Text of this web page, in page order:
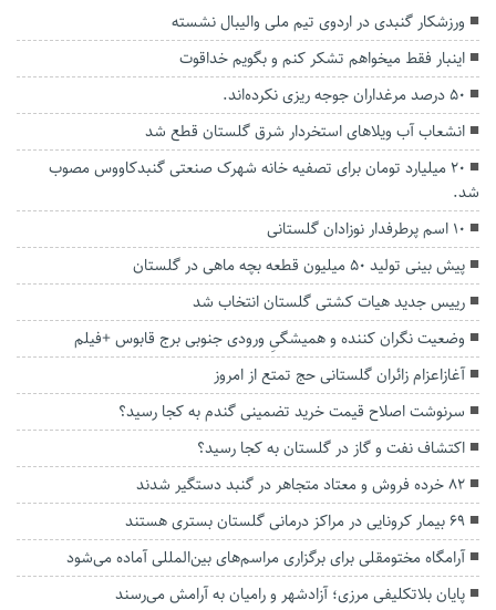
ورزشکار گنبدی در اردوی تیم ملی والیبال نشسته
اینبار فقط میخواهم تشکر کنم و بگویم خداقوت
۵۰ درصد مرغداران جوجه ریزی نکرده‌اند.
انشعاب آب ویلاهای استخردار شرق گلستان قطع شد
۲۰ میلیارد تومان برای تصفیه خانه شهرک صنعتی گنبدکاووس مصوب
شد.
۱۰ اسم پرطرفدار نوزادان گلستانی
پیش بینی تولید ۵۰ میلیون قطعه بچه ماهی در گلستان
رییس جدید هیات کشتی گلستان‌ انتخاب شد
وضعیت نگران کننده و همیشگیِ ورودی جنوبی برج قابوس +فیلم
آغازاعزام زائران گلستانی حج تمتع از امروز
سرنوشت اصلاح قیمت خرید تضمینی گندم به کجا رسید؟
اکتشاف نفت و گاز در گلستان به کجا رسید؟
۸۲ خرده فروش و معتاد متجاهر در گنبد دستگیر شدند
۶۹ بیمار کرونایی در مراکز درمانی گلستان بستری هستند
آرامگاه مختومقلی برای برگزاری مراسم‌های بین‌المللی آماده می‌شود
پایان بلاتکلیفی مرزی؛ آزادشهر و رامیان به آرامش می‌رسند